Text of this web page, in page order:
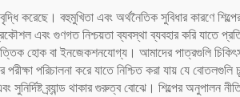
করেছে। বহুমুখিতা এবং অর্থনৈতিক সুবিধার কারণে
এবং গুণগত নিশ্চয়তা ব্যবস্থা ব্যবহার করি যাতে
হোক বা ইনজেকশনযোগ্য। আমাদের পাত্রগুলি
পরিচালনা করে যাতে নিশ্চিত করা যায় যে
ব্র্যান্ড থাকার গুরুত্ব বোঝে। শিল্পের অনুপালন